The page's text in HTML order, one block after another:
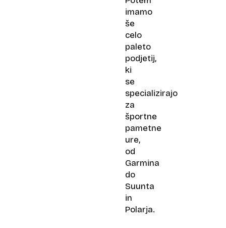
imamo
še
celo
paleto
podjetij,
ki
se
specializirajo
za
športne
pametne
ure,
od
Garmina
do
Suunta
in
Polarja.